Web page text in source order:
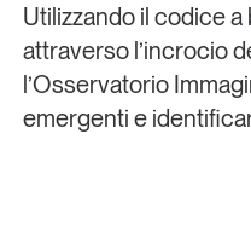
Utilizzando il codice
attraverso l’incrocio
l’Osservatorio
emergenti e